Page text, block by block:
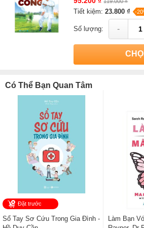
Tiết kiệm:23.800 ₫ -
Số lượng: -
Có Thể Bạn Quan Tâm
Đặt trước
Sổ Tay Sơ Cứu Trong Gia Đình -
Làm Bạn